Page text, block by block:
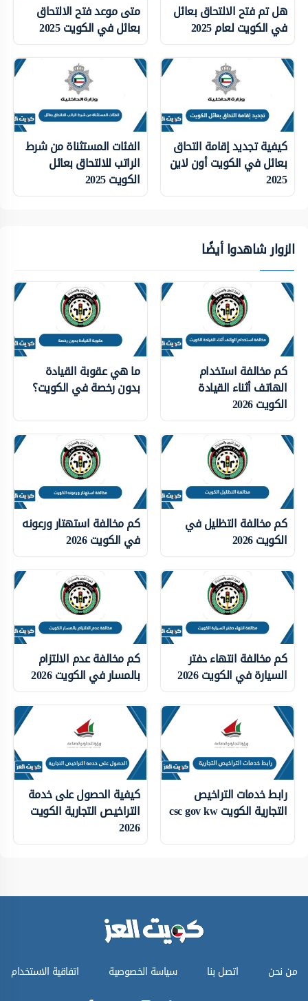
هل تم فتح الالتحاق بعائل
في الكويت لعام 2025
متى موعد فتح الالتحاق
بعائل في الكويت 2025
كيفية تجديد إقامة التحاق
بعائل في الكويت أون لاين
2025
الفئات المستثناة من شرط
الراتب للالتحاق بعائل
الكويت 2025
الزوار شاهدوا أيضًا
كم مخالفة استخدام
الهاتف أثناء القيادة
الكويت 2026
ما هي عقوبة القيادة
بدون رخصة في الكويت؟
كم مخالفة التظليل في
الكويت 2026
كم مخالفة استهتار ورعونه
في الكويت 2026
كم مخالفة انتهاء دفتر
السيارة في الكويت 2026
كم مخالفة عدم الالتزام
بالمسار في الكويت 2026
رابط خدمات التراخيص
التجارية الكويت csc gov kw
كيفية الحصول على خدمة
التراخيص التجارية الكويت
2026
من نحن اتصل بنا سياسة الخصوصية اتفاقية الاستخدام